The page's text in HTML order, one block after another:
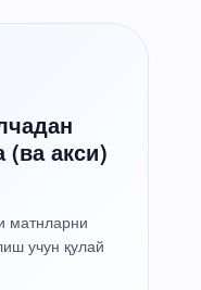
акси)
матнларни
учун қулай